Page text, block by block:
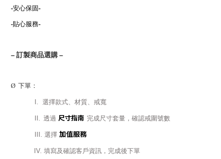
-安心保固-
-貼心服務-
–訂製商品選購–
Ø 下單：
I. 選擇款式、材質、戒寬
II. 透過 尺寸指南 完成尺寸套量，確認戒圍號數
III. 選擇 加值服務
IV. 填寫及確認客戶資訊，完成後下單